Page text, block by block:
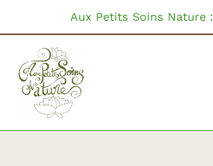
contenu
Aux Petits Soins Nature :